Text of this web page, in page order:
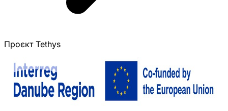
Проєкт Tethys